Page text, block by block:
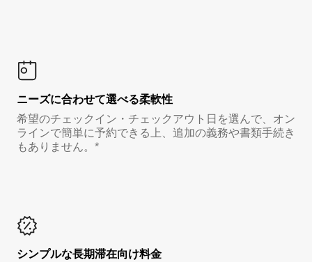
ニーズに合わせて選べる柔軟性
希望のチェックイン・チェックアウト日を選んで、オン
ラインで簡単に予約できる上、追加の義務や書類手続き
もありません。*
シンプルな長期滞在向け料金